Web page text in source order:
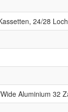
24/28 Loch
Aluminium 32